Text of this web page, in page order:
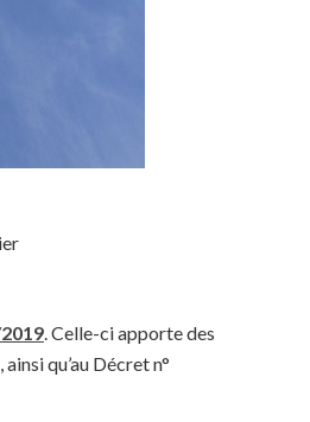
. Celle-ci apporte des
qu’au Décret n°